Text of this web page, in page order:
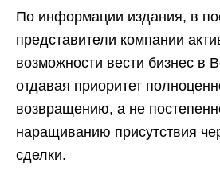
По информации издания, в
представители компании
возможности вести бизнес в
отдавая приоритет
возвращению, а не
наращиванию присутствия
сделки.